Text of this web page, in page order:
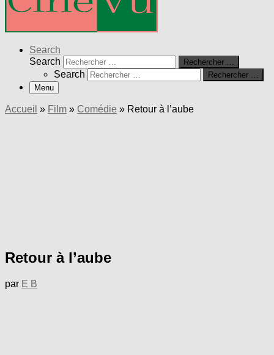
Search
Search
Rechercher …
Search
Rechercher …
Menu
Accueil » Film » Comédie » Retour à l’aube
Retour à l’aube
par E B